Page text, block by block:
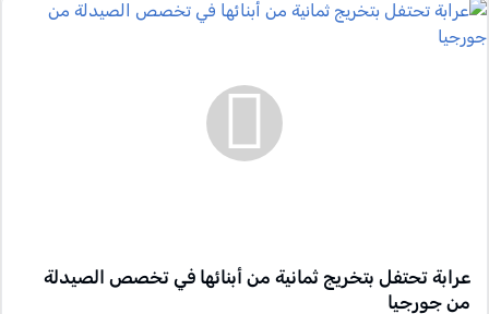
عرابة تحتفل بتخريج ثمانية من أبنائها في تخصص الصيدلة
من جورجيا